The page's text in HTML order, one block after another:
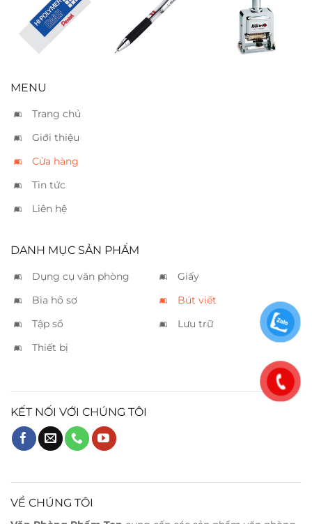
Gôm Pentel
ZEH05
Bút gel Topball
đen
Đóng 10 số tự
động Kwtrio
2100
MENU
Trang chủ
Giới thiệu
Cửa hàng
Tin tức
Liên hệ
DANH MỤC SẢN PHẨM
Dụng cụ văn phòng
Giấy
Bìa hồ sơ
Bút viết
Tập sổ
Lưu trữ
Thiết bị
KẾT NỐI VỚI CHÚNG TÔI
VỀ CHÚNG TÔI